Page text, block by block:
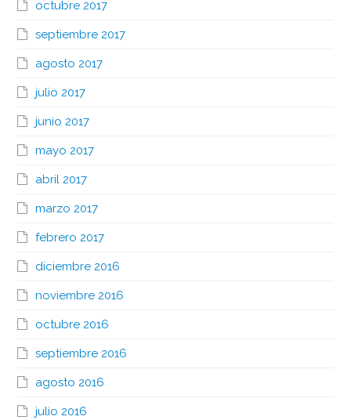
octubre 2017
septiembre 2017
agosto 2017
julio 2017
junio 2017
mayo 2017
abril 2017
marzo 2017
febrero 2017
diciembre 2016
noviembre 2016
octubre 2016
septiembre 2016
agosto 2016
julio 2016